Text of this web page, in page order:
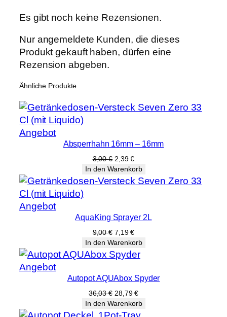
Es gibt noch keine Rezensionen.
Nur angemeldete Kunden, die dieses
Produkt gekauft haben, dürfen eine
Rezension abgeben.
Ähnliche Produkte
AngebotProdukt
imAbsperrhahn 16mm – 16mm
3,00€ Ursprünglicher
Preis
war:
3,00 €
2,39€Aktueller
Preis
ist:
2,39 €.
In den Warenkorb
AngebotProdukt
AquaKing Sprayer 2L
9,00€ Ursprünglicher
Preis
war:
9,00 €
7,19€Aktueller
Preis
ist:
7,19 €.
In den Warenkorb
AngebotProdukt
Angebot
Autopot AQUAbox Spyder
36,03€ Ursprünglicher
Preis
war:
28,79€Aktueller
Preis
ist:
In den Warenkorb